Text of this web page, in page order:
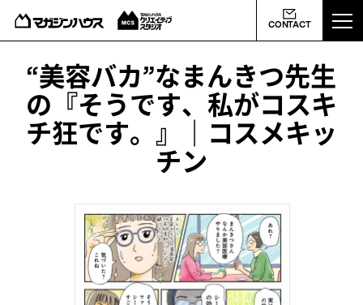
CONTACT
ABOUT US
MCS NEWS
WORKS
PROFILE
CONTACT
会社概要 ライバシーポリシー よくあるご質問
“美容バカ”なまんきつ先生
の『そうです、私がコスキ
チ狂です。』｜コスメキッ
チン